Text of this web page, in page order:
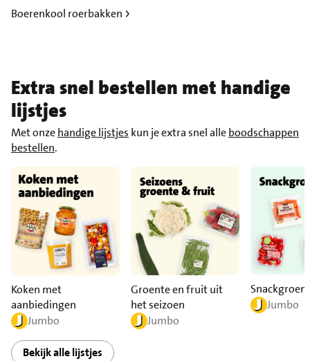
Boerenkool roerbakken
Extra snel bestellen met handige
lijstjes
Met onzehandige lijstjes kun je extra snel alleboodschappen
bestellen.
Koken met
aanbiedingen
Jumbo
Groente en fruit uit
het seizoen
Jumbo
Jumbo
Bekijk alle lijstjes